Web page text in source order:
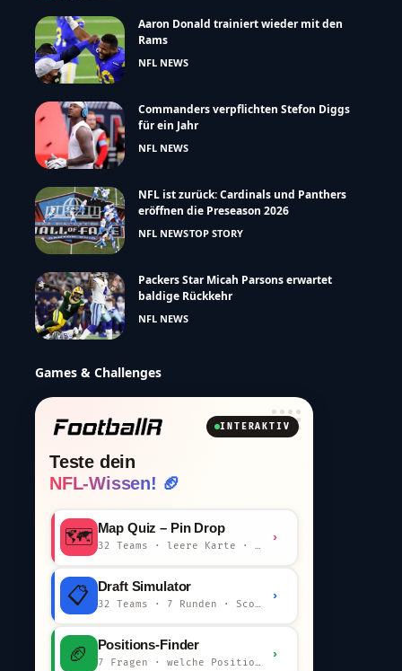
Aaron Donald trainiert wieder mit den
Rams
NFL NEWS
Commanders verpflichten Stefon Diggs
für ein Jahr
NFL NEWS
NFL ist zurück: Cardinals und Panthers
eröffnen die Preseason 2026
NFL NEWSTOP STORY
Packers Star Micah Parsons erwartet
baldige Rückkehr
NFL NEWS
Games & Challenges
INTERAKTIV
Teste dein
NFL-Wissen! 🏈
🗺️ Map Quiz – Pin Drop
32 Teams · leere Karte · km-Wertung
›
📋 Draft Simulator
32 Teams · 7 Runden · Scout-Kommentar
›
🏈 Positions-Finder
7 Fragen · welche Position bist du?
›